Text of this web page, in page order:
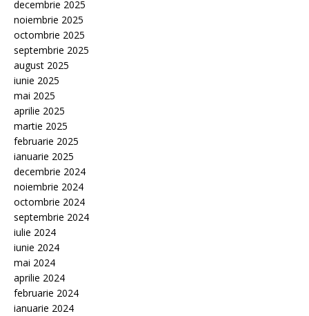
decembrie 2025
noiembrie 2025
octombrie 2025
septembrie 2025
august 2025
iunie 2025
mai 2025
aprilie 2025
martie 2025
februarie 2025
ianuarie 2025
decembrie 2024
noiembrie 2024
octombrie 2024
septembrie 2024
iulie 2024
iunie 2024
mai 2024
aprilie 2024
februarie 2024
ianuarie 2024